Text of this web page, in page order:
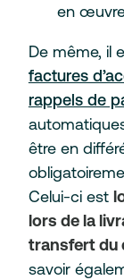
en
De même, il
factures
rappels de
être en
Celui-ci est
lors de la
transfert du
savoir